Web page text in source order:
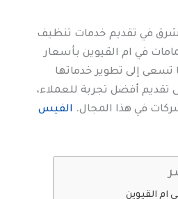
في تقديم خدمات تنظيف
في ام القيوين بأسعار
تسعى إلى تطوير خدماتها
تقديم أفضل تجربة للعملاء،
في هذا المجال. الفيس
القيوين